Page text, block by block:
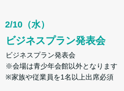
2/10（水）
ビジネスプラン発表会
ビジネスプラン発表会
※会場は青少年会館以外となります
※家族や従業員を1名以上出席必須